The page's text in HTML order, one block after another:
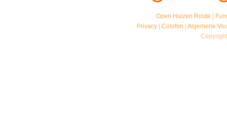
Open Huizen Route
Privacy |Colofon |Algemene